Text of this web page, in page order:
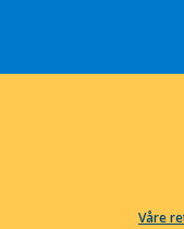
Våre